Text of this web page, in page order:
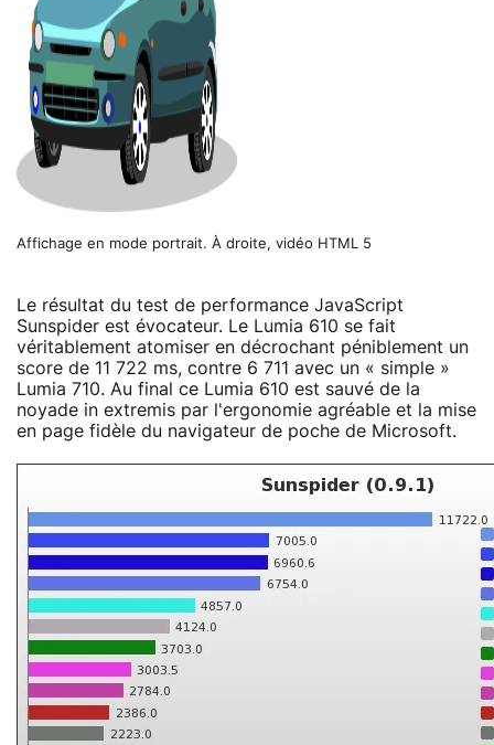
Affichage en mode portrait. À droite, vidéo HTML 5
Le résultat du test de performance JavaScript
Sunspider est évocateur. Le Lumia 610 se fait
véritablement atomiser en décrochant péniblement un
score de 11 722 ms, contre 6 711 avec un « simple »
Lumia 710. Au final ce Lumia 610 est sauvé de la
noyade in extremis par l'ergonomie agréable et la mise
en page fidèle du navigateur de poche de Microsoft.